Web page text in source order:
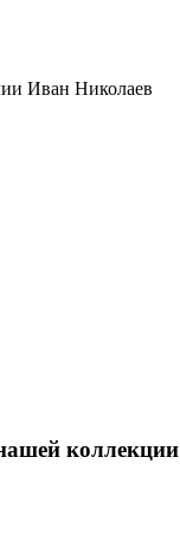
Иван Николаев
коллекции